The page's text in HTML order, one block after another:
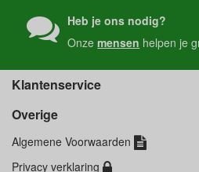
Heb je ons nodig?
Onzemensen helpen je
Klantenservice
Overige
Algemene Voorwaarden
Privacy verklaring